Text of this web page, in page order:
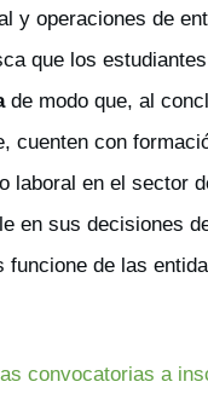
y operaciones de
que los
de modo que, al
cuenten con
laboral en el sector
en sus decisiones
funcione de las
convocatorias a